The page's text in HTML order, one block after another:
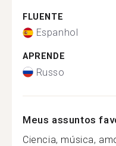
FLUENTE
Espanhol
APRENDE
Russo
Meus assuntos
Ciencia, música,